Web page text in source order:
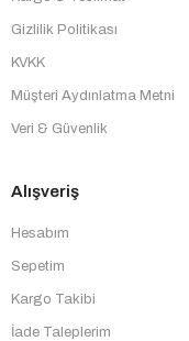
Gizlilik Politikası
KVKK
Müşteri Aydınlatma Metni
Veri & Güvenlik
Alışveriş
Hesabım
Sepetim
Kargo Takibi
İade Taleplerim